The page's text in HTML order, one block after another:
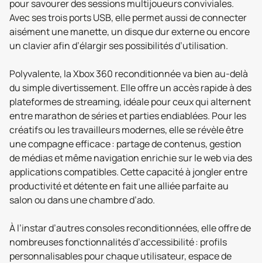
pour savourer des sessions multijoueurs conviviales.
Avec ses trois ports USB, elle permet aussi de connecter
aisément une manette, un disque dur externe ou encore
un clavier afin d’élargir ses possibilités d’utilisation.
Polyvalente, la Xbox 360 reconditionnée va bien au-delà
du simple divertissement. Elle offre un accès rapide à des
plateformes de streaming, idéale pour ceux qui alternent
entre marathon de séries et parties endiablées. Pour les
créatifs ou les travailleurs modernes, elle se révèle être
une compagne efficace : partage de contenus, gestion
de médias et même navigation enrichie sur le web via des
applications compatibles. Cette capacité à jongler entre
productivité et détente en fait une alliée parfaite au
salon ou dans une chambre d’ado.
À l’instar d’autres consoles reconditionnées, elle offre de
nombreuses fonctionnalités d’accessibilité : profils
personnalisables pour chaque utilisateur, espace de